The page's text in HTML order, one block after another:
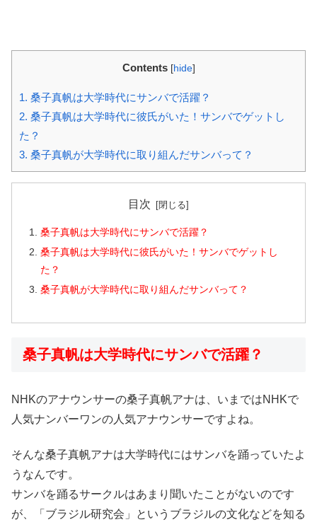
Contents [hide]
1. 桑子真帆は大学時代にサンバで活躍？
2. 桑子真帆は大学時代に彼氏がいた！サンバでゲットし
た？
3. 桑子真帆が大学時代に取り組んだサンバって？
目次
桑子真帆は大学時代にサンバで活躍？
桑子真帆は大学時代に彼氏がいた！サンバでゲットし
た？
桑子真帆が大学時代に取り組んだサンバって？
桑子真帆は大学時代にサンバで活躍？
NHKのアナウンサーの桑子真帆アナは、いまではNHKで
人気ナンバーワンの人気アナウンサーですよね。
そんな桑子真帆アナは大学時代にはサンバを踊っていたよ
うなんです。
サンバを踊るサークルはあまり聞いたことがないのです
が、「ブラジル研究会」というブラジルの文化などを知る